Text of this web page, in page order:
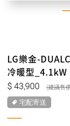
LG樂金-
冷暖型_4.1kW
43,900
宅配寄送